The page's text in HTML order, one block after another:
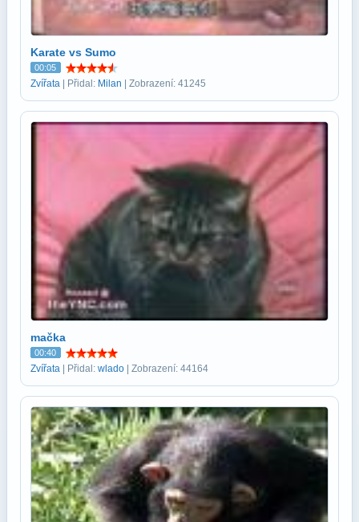
Karate vs Sumo
00:05
Zvířata | Přidal: Milan | Zobrazení: 41245
mačka
00:40
Zvířata | Přidal: wlado | Zobrazení: 44164